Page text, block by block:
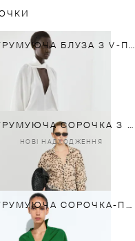
СТРУМУЮЧА БЛУЗА З V-ПОДІБНИМ КОМІРОМ ТА ЗАВ'ЯЗКАМИ
СТРУМУЮЧА СОРОЧКА З ПРИНТОМ У ТВАРИННОМУ СТИЛІ
НОВІ НАДХОДЖЕННЯ
СТРУМУЮЧА СОРОЧКА-ПОЛО З ДОВГИМ РУКАВОМ